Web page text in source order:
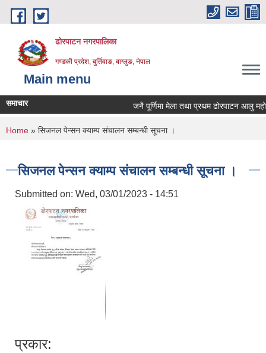
Skip to main content
ढोरपाटन नगरपालिका
गण्डकी प्रदेश, बुर्तिवाङ, बाग्लुङ, नेपाल
Main menu
समाचार जनै पूर्णिमा मेला तथा प्रथम ढोरपाटन आलु
You are here
Home » सिजनल पेन्सन क्याम्प संचालन सम्बन्धी सूचना ।
सिजनल पेन्सन क्याम्प संचालन सम्बन्धी सूचना ।
Submitted on: Wed, 03/01/2023 - 14:51
प्रकार: